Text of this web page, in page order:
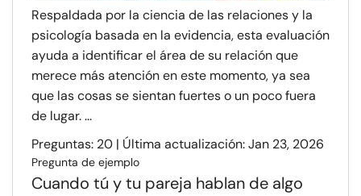
Respaldada por la ciencia de las relaciones y la
psicología basada en la evidencia, esta evaluación
ayuda a identificar el área de su relación que
merece más atención en este momento, ya sea
que las cosas se sientan fuertes o un poco fuera
de lugar. ...
Preguntas: 20 | Última actualización: Jan 23, 2026
Pregunta de ejemplo
Cuando tú y tu pareja hablan de algo